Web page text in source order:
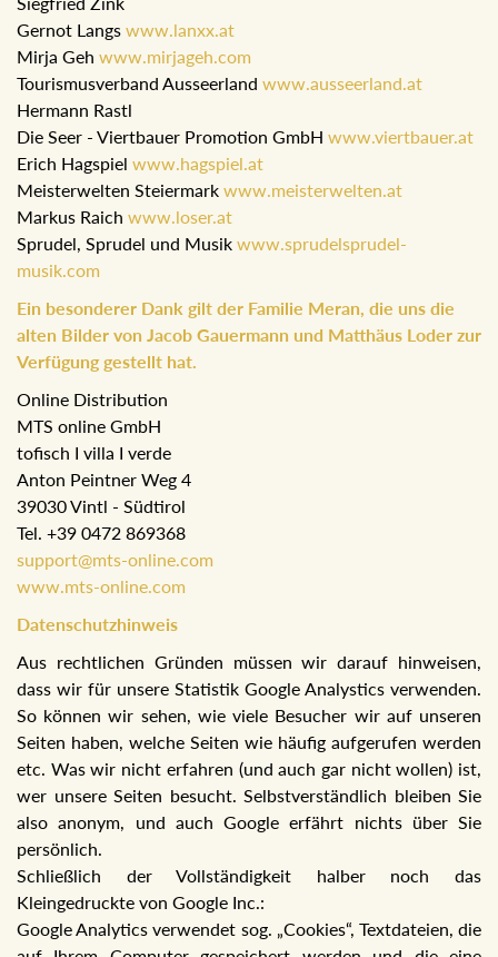
Gernot Langs www.lanxx.at
Mirja Geh www.mirjageh.com
Tourismusverband Ausseerland www.ausseerland.at
Hermann Rastl
Die Seer - Viertbauer Promotion GmbH www.viertbauer.at
Erich Hagspiel www.hagspiel.at
Meisterwelten Steiermark www.meisterwelten.at
Markus Raich www.loser.at
Sprudel, Sprudel und Musik www.sprudelsprudel-
musik.com
Ein besonderer Dank gilt der Familie Meran, die uns die
alten Bilder von Jacob Gauermann und Matthäus Loder zur
Verfügung gestellt hat.
Online Distribution
MTS online GmbH
tofisch I villa I verde
Anton Peintner Weg 4
39030 Vintl - Südtirol
Tel. +39 0472 869368
support@mts-online.com
www.mts-online.com
Datenschutzhinweis
Aus rechtlichen Gründen müssen wir darauf hinweisen,
dass wir für unsere Statistik Google Analystics verwenden.
So können wir sehen, wie viele Besucher wir auf unseren
Seiten haben, welche Seiten wie häufig aufgerufen werden
etc. Was wir nicht erfahren (und auch gar nicht wollen) ist,
wer unsere Seiten besucht. Selbstverständlich bleiben Sie
also anonym, und auch Google erfährt nichts über Sie
persönlich.
Schließlich der Vollständigkeit halber noch das
Kleingedruckte von Google Inc.:
Google Analytics verwendet sog. „Cookies“, Textdateien, die